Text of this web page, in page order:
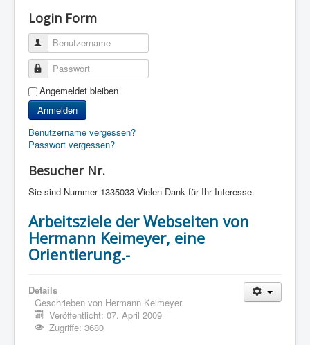
Login Form
Benutzername
Passwort
Angemeldet bleiben
Anmelden
Benutzername vergessen?
Passwort vergessen?
Besucher Nr.
Sie sind Nummer 1335033 Vielen Dank für Ihr Interesse.
Arbeitsziele der Webseiten von
Hermann Keimeyer, eine
Orientierung.-
Details
Geschrieben von Hermann Keimeyer
Veröffentlicht: 07. April 2009
Zugriffe: 3680